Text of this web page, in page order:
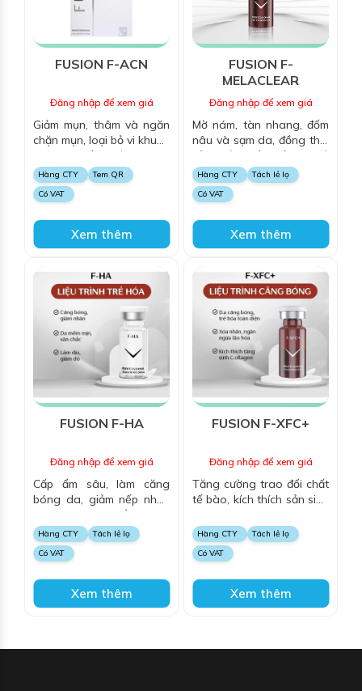
FUSION F-ACN
Đăng nhập để xem giá
Giảm mụn, thâm và ngăn
chặn mụn, loại bỏ vi khuẩn
P.Acnes, kiềm nhờn, thông
thoáng lỗ chân lông,
giảm sưng và cải
thiện mụn.
Hàng CTY
Tem QR
Có VAT
Xem thêm
FUSION F-
MELACLEAR
Đăng nhập để xem giá
Mờ nám, tàn nhang, đốm
nâu và sạm da, đồng thời
cải thiện sắc tố và độ
sáng da.
Hàng CTY
Tách lẻ lọ
Có VAT
Xem thêm
FUSION F-HA
Đăng nhập để xem giá
Cấp ẩm sâu, làm căng
bóng da, giảm nếp nhăn
và kích thích tổng hợp
collagen, mang lại làn da
mềm mại, săn chắc và tươi
trẻ.
Hàng CTY
Tách lẻ lọ
Có VAT
Xem thêm
FUSION F-XFC+
Đăng nhập để xem giá
Tăng cường trao đổi chất
tế bào, kích thích sản sinh
dưỡng ẩm, chống oxy hóa
và làm sáng da, mang lại
làn da căng mịn, săn chắc
và trẻ trung.
Hàng CTY
Tách lẻ lọ
Có VAT
Xem thêm